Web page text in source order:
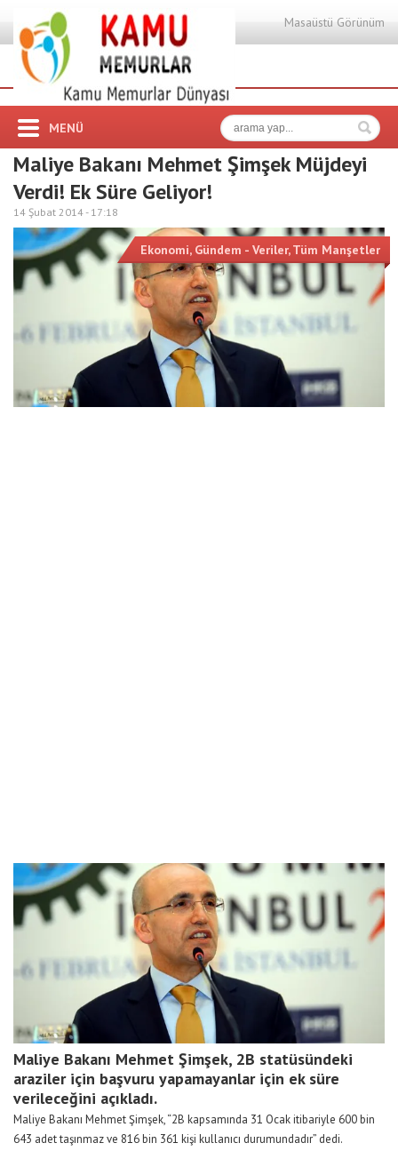
Masaüstü Görünüm
MENÜ
Maliye Bakanı Mehmet Şimşek Müjdeyi
Verdi! Ek Süre Geliyor!
14 Şubat 2014 - 17:18
Ekonomi, Gündem - Veriler,Tüm Manşetler
Maliye Bakanı Mehmet Şimşek, 2B statüsündeki
araziler için başvuru yapamayanlar için ek süre
verileceğini açıkladı.
Maliye Bakanı Mehmet Şimşek, “2B kapsamında 31 Ocak itibariyle 600 bin
643 adet taşınmaz ve 816 bin 361 kişi kullanıcı durumundadır” dedi.